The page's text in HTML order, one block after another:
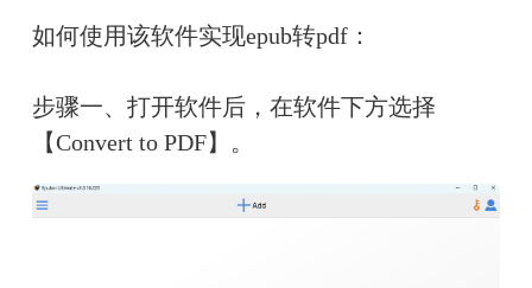
如何使用该软件实现epub转pdf：
步骤一、打开软件后，在软件下方选择
【Convert to PDF】。